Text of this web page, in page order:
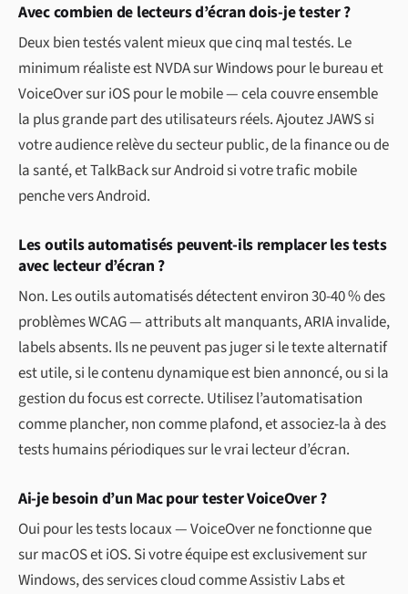
Avec combien de lecteurs d’écran dois-je tester ?
Deux bien testés valent mieux que cinq mal testés. Le
minimum réaliste est NVDA sur Windows pour le bureau et
VoiceOver sur iOS pour le mobile — cela couvre ensemble
la plus grande part des utilisateurs réels. Ajoutez JAWS si
votre audience relève du secteur public, de la finance ou de
la santé, et TalkBack sur Android si votre trafic mobile
penche vers Android.
Les outils automatisés peuvent-ils remplacer les tests
avec lecteur d’écran ?
Non. Les outils automatisés détectent environ 30-40 % des
problèmes WCAG — attributs alt manquants, ARIA invalide,
labels absents. Ils ne peuvent pas juger si le texte alternatif
est utile, si le contenu dynamique est bien annoncé, ou si la
gestion du focus est correcte. Utilisez l’automatisation
comme plancher, non comme plafond, et associez-la à des
tests humains périodiques sur le vrai lecteur d’écran.
Ai-je besoin d’un Mac pour tester VoiceOver ?
Oui pour les tests locaux — VoiceOver ne fonctionne que
sur macOS et iOS. Si votre équipe est exclusivement sur
Windows, des services cloud comme Assistiv Labs et